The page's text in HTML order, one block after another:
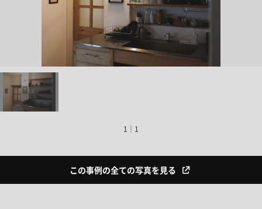
1｜1
この事例の全ての写真を見る